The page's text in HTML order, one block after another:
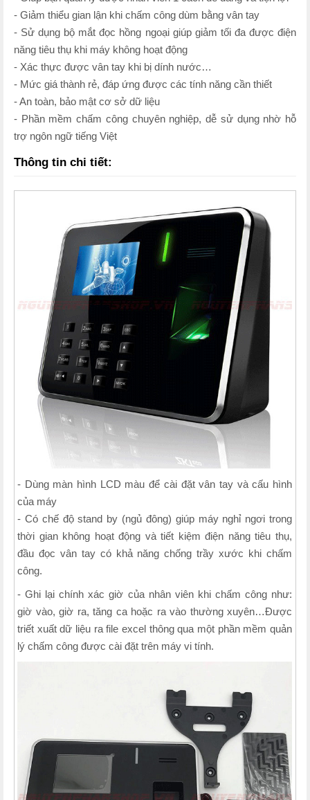
- Giảm thiểu gian lận khi chấm công dùm bằng vân tay
- Sử dụng bộ mắt đọc hồng ngoại giúp giảm tối đa được điện
năng tiêu thụ khi máy không hoạt động
- Xác thực được vân tay khi bị dính nước…
- Mức giá thành rẻ, đáp ứng được các tính năng cần thiết
- An toàn, bảo mật cơ sở dữ liệu
- Phần mềm chấm công chuyên nghiệp, dễ sử dụng nhờ hỗ
trợ ngôn ngữ tiếng Việt
Thông tin chi tiết:
- Dùng màn hình LCD màu để cài đặt vân tay và cấu hình
của máy
- Có chế độ stand by (ngủ đông) giúp máy nghỉ ngơi trong
thời gian không hoạt động và tiết kiệm điện năng tiêu thụ,
đầu đọc vân tay có khả năng chống trầy xước khi chấm
công.
- Ghi lại chính xác giờ của nhân viên khi chấm công như:
giờ vào, giờ ra, tăng ca hoặc ra vào thường xuyên…Được
triết xuất dữ liệu ra file excel thông qua một phần mềm quản
lý chấm công được cài đặt trên máy vi tính.